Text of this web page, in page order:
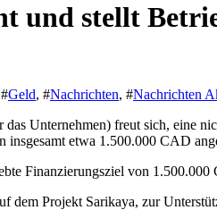
und stellt
Geld, #Nachrichten, #Nachrichten
Unternehmen) freut sich, eine
etwa 1.500.000 CAD
Finanzierungsziel von 1.500.000
Projekt Sarikaya, zur